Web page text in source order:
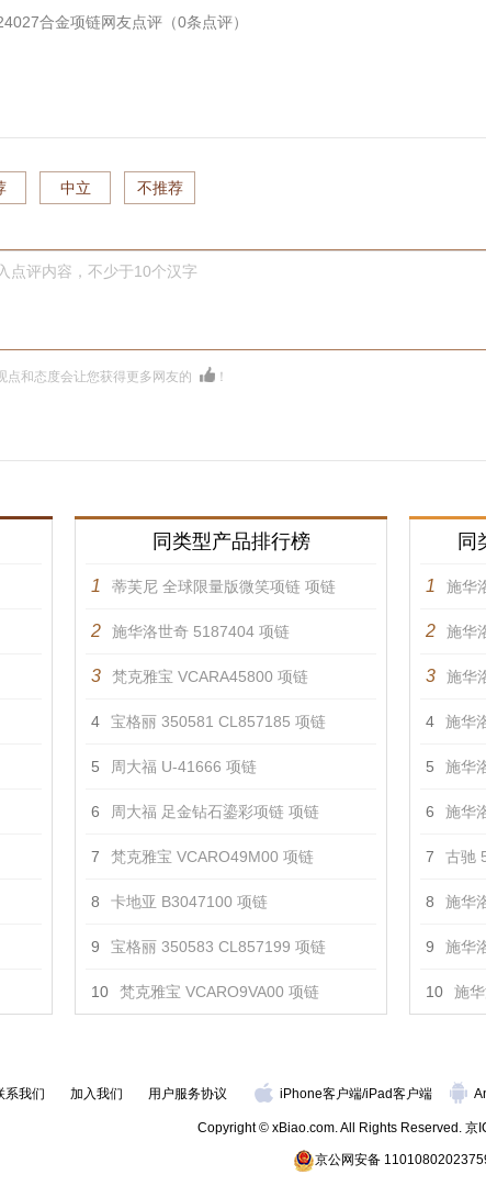
合金项链网友点评（0条点评）
中立 不推荐
点评内容，不少于10个汉字
点和态度会让您获得更多网友的 ！
同类型产品排行榜
1 蒂芙尼 全球限量版微笑项链 项链
2 施华洛世奇 5187404 项链
3 梵克雅宝 VCARA45800 项链
4 宝格丽 350581 CL857185 项链
5 周大福 U-41666 项链
6 周大福 足金钻石鎏彩项链 项链
7 梵克雅宝 VCARO49M00 项链
8 卡地亚 B3047100 项链
9 宝格丽 350583 CL857199 项链
10 梵克雅宝 VCARO9VA00 项链
同
1 施华
2 施华
3 施华
4 施华
5 施华
6 施华
7 古驰
8 施华
9 施华
10 施
系我们 加入我们 用户服务协议 iPhone客户端/iPad客户端
Copyright © xBiao.com. All Rights Reserved. 京
京公网安备